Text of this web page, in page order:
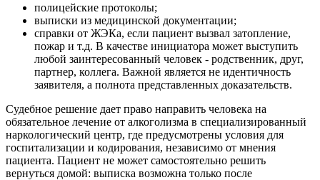
полицейские протоколы;
выписки из медицинской документации;
справки от ЖЭКа, если пациент вызвал затопление,
пожар и т.д. В качестве инициатора может выступить
любой заинтересованный человек - родственник, друг,
партнер, коллега. Важной является не идентичность
заявителя, а полнота представленных доказательств.
Судебное решение дает право направить человека на
обязательное лечение от алкоголизма в специализированный
наркологический центр, где предусмотрены условия для
госпитализации и кодирования, независимо от мнения
пациента. Пациент не может самостоятельно решить
вернуться домой: выписка возможна только после